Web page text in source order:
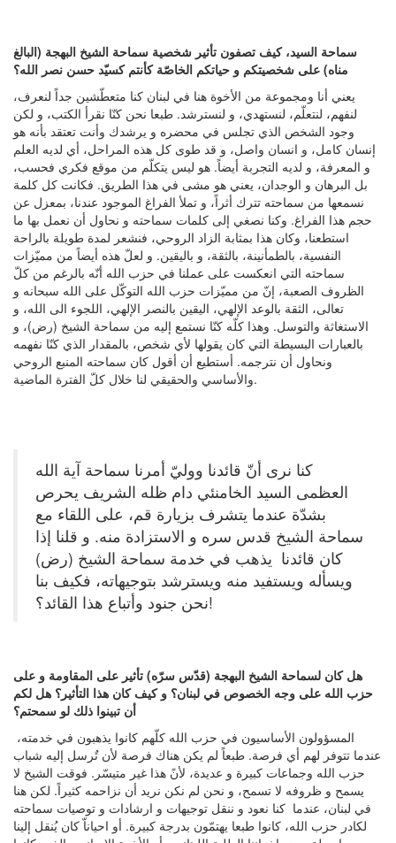
سماحة السيد، كيف تصفون تأثير شخصية سماحة الشيخ البهجة (البالغ
يعني أنا ومجموعة من الأخوة هنا في لبنان كنا متعطّشين جداً لنعرف،
لنفهم، لنتعلّم، لنستهدي، و لنسترشد. طبعا نحن كنّا نقرأ الكتب، و لكن
وجود الشخص الذي تجلس في محضره و يرشدك وأنت تعتقد بأنه هو
إنسان كامل، و انسان واصل، و قد طوى كل هذه المراحل، أي لديه العلم
و المعرفة، و لديه التجربة أيضاً. هو ليس يتكلّم من موقع فكري فحسب،
بل البرهان و الوجدان، يعني هو مشى في هذا الطريق. فكانت كل كلمة
نسمعها من سماحته تترك أثراً، و تملأ الفراغ الموجود عندنا، بمعزل عن
حجم هذا الفراغ. وكنا نصغي إلى كلمات سماحته و نحاول أن نعمل بها ما
استطعنا، وكان هذا بمثابة الزاد الروحي، فنشعر لمدة طويلة بالراحة
النفسية، بالطمأنينة، بالثقة، و باليقين. و لعلّ هذه أيضاً من مميّزات
سماحته التي انعكست على عملنا في حزب الله أنّه بالرغم من كلّ
الظروف الصعبة، إنّ من مميّزات حزب الله التوكّل على الله سبحانه و
تعالى، الثقة بالوعد الإلهي، اليقين بالنصر الإلهي، اللجوء الى الله، و
الاستغاثة والتوسل. وهذا كلّه كنّا نستمع إليه من سماحة الشيخ (رض)، و
بالعبارات البسيطة التي كان يقولها لأي شخص، بالمقدار الذي كنّا نفهمه
ونحاول أن نترجمه. أستطيع أن أقول كان سماحته المنبع الروحي
والأساسي والحقيقي لنا خلال كلّ الفترة الماضية.
كنا نرى أنّ قائدنا ووليّ أمرنا سماحة آية الله
العظمى السيد الخامنئي دام ظله الشريف يحرص
بشدّة عندما يتشرف بزيارة قم، على اللقاء مع
سماحة الشيخ قدس سره و الاستزادة منه. و قلنا إذا
كان قائدنا يذهب في خدمة سماحة الشيخ (رض)
ويسأله ويستفيد منه ويسترشد بتوجيهاته، فكيف بنا
نحن جنود وأتباع هذا القائد؟!
هل كان لسماحة الشيخ البهجة (قدّس سرّه) تأثير على المقاومة و على
حزب الله على وجه الخصوص في لبنان؟ و كيف كان هذا التأثير؟ هل لكم
أن تبينوا ذلك لو سمحتم؟
عندما تتوفر لهم أي فرصة. طبعاً لم يكن هناك فرصة لأن تٌرسل إليه شباب
حزب الله وجماعات كبيرة و عديدة، لأنً هذا غير متيسّر. فوقت الشيخ لا
يسمح و ظروفه لا تسمح، و نحن لم نكن نريد أن نزاحمه كثيراً. لكن هنا
في لبنان، عندما كنا نعود و ننقل توجيهات و ارشادات و توصيات سماحته
لكادر حزب الله، كانوا طبعا يهتمّون بدرجة كبيرة. أو احياناّ كان يُنقل إلينا